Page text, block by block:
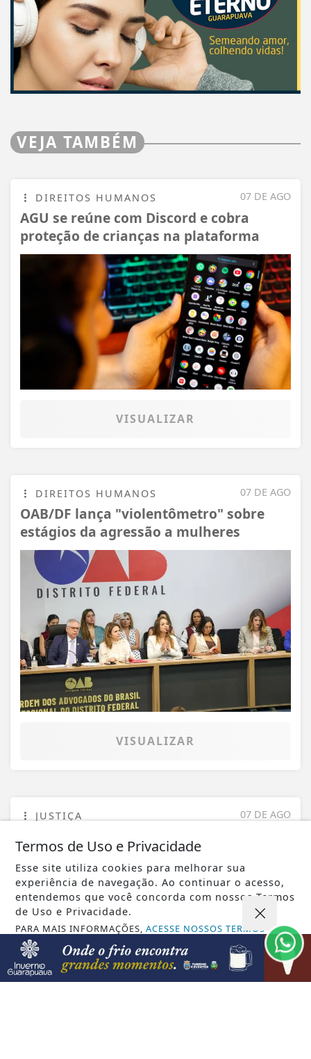
VEJA TAMBÉM
07 DE AGO
DIREITOS HUMANOS
AGU se reúne com Discord e cobra
proteção de crianças na plataforma
VISUALIZAR
07 DE AGO
DIREITOS HUMANOS
OAB/DF lança "violentômetro" sobre
estágios da agressão a mulheres
VISUALIZAR
07 DE AGO
JUSTIÇA
militar acusado de transmitir HIV
Termos de Uso e Privacidade
Esse site utiliza cookies para melhorar sua
experiência de navegação. Ao continuar o acesso,
entendemos que você concorda com nossos Termos
de Uso e Privacidade.
PARA MAIS INFORMAÇÕES,ACESSE NOSSOS TERMOS
CLICANDO AQUI
PROSSEGUIR